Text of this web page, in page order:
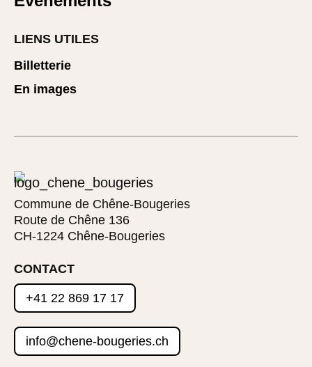
LIENS UTILES
Billetterie
En images
Commune de Chêne-Bougeries
Route de Chêne 136
CH-1224 Chêne-Bougeries
CONTACT
+41 22 869 17 17
info@chene-bougeries.ch